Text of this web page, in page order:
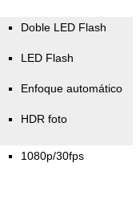
Doble LED Flash
LED Flash
Enfoque automático
HDR foto
1080p/30fps